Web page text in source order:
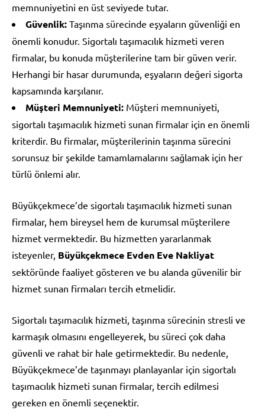
memnuniyetini en üst seviyede tutar.
Güvenlik: Taşınma sürecinde eşyaların güvenliği en
önemli konudur. Sigortalı taşımacılık hizmeti veren
firmalar, bu konuda müşterilerine tam bir güven verir.
Herhangi bir hasar durumunda, eşyaların değeri sigorta
kapsamında karşılanır.
Müşteri Memnuniyeti: Müşteri memnuniyeti,
sigortalı taşımacılık hizmeti sunan firmalar için en önemli
kriterdir. Bu firmalar, müşterilerinin taşınma sürecini
sorunsuz bir şekilde tamamlamalarını sağlamak için her
türlü önlemi alır.
Büyükçekmece’de sigortalı taşımacılık hizmeti sunan
firmalar, hem bireysel hem de kurumsal müşterilere
hizmet vermektedir. Bu hizmetten yararlanmak
isteyenler, Büyükçekmece Evden Eve Nakliyat
sektöründe faaliyet gösteren ve bu alanda güvenilir bir
hizmet sunan firmaları tercih etmelidir.
Sigortalı taşımacılık hizmeti, taşınma sürecinin stresli ve
karmaşık olmasını engelleyerek, bu süreci çok daha
güvenli ve rahat bir hale getirmektedir. Bu nedenle,
Büyükçekmece’de taşınmayı planlayanlar için sigortalı
taşımacılık hizmeti sunan firmalar, tercih edilmesi
gereken en önemli seçenektir.